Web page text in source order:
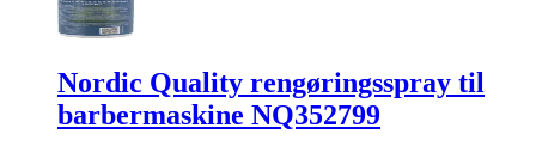
Nordic Quality rengøringsspray til
barbermaskine NQ352799